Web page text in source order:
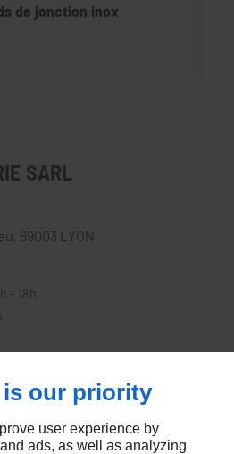
de jonction inox
SARL
69003
LYON
08h - 12h / 14h - 18h
our priority
user experience by
ads, as well as analyzing